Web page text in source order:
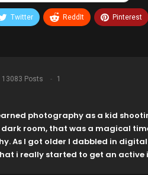
Twitter ReddIt Pinterest
13083 Posts 1
photography as a kid
dark room, that was a magical
As I got older I dabbled in
i really started to get an active